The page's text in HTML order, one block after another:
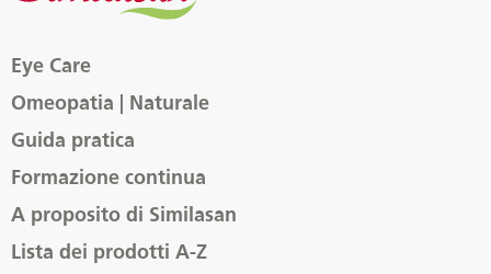
Eye Care
Omeopatia | Naturale
Guida pratica
Formazione continua
A proposito di Similasan
Lista dei prodotti A-Z